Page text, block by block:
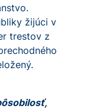
žijúci v
trestov z